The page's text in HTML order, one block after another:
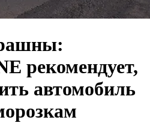
рекомендует,
автомобиль